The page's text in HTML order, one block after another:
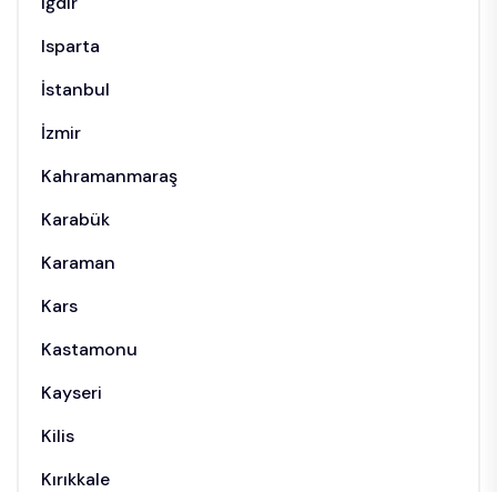
Isparta
İstanbul
İzmir
Kahramanmaraş
Karabük
Karaman
Kars
Kastamonu
Kayseri
Kilis
Kırıkkale